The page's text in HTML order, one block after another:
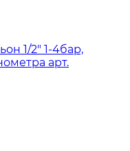
1/2" 1-4бар,
арт.